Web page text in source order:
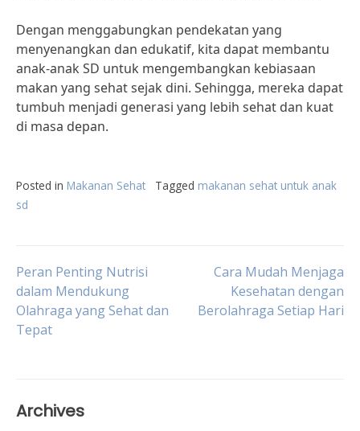
Dengan menggabungkan pendekatan yang
menyenangkan dan edukatif, kita dapat membantu
anak-anak SD untuk mengembangkan kebiasaan
makan yang sehat sejak dini. Sehingga, mereka dapat
tumbuh menjadi generasi yang lebih sehat dan kuat
di masa depan.
Posted in Makanan Sehat Tagged makanan sehat untuk anak
sd
Post
navigation
Peran Penting Nutrisi
dalam Mendukung
Olahraga yang Sehat dan
Tepat
Cara Mudah Menjaga
Kesehatan dengan
Berolahraga Setiap Hari
Archives